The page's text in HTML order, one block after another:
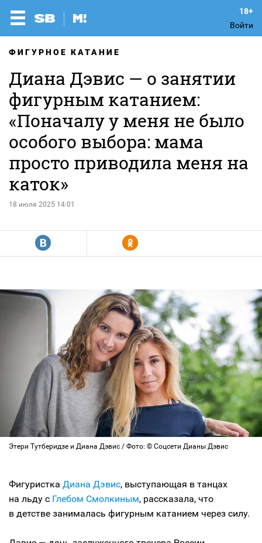
Войти
ФИГУРНОЕ КАТАНИЕ
Диана Дэвис — о занятии
фигурным катанием:
«Поначалу у меня не было
особого выбора: мама
просто приводила меня на
каток»
18 июля 2025 14:01
R Y
Этери Тутберидзе и Диана Дэвис / Фото: © Соцсети Дианы Дэвис
Фигуристка Диана Дэвис, выступающая в танцах
на льду с Глебом Смолкиным, рассказала, что
в детстве занималась фигурным катанием через силу.